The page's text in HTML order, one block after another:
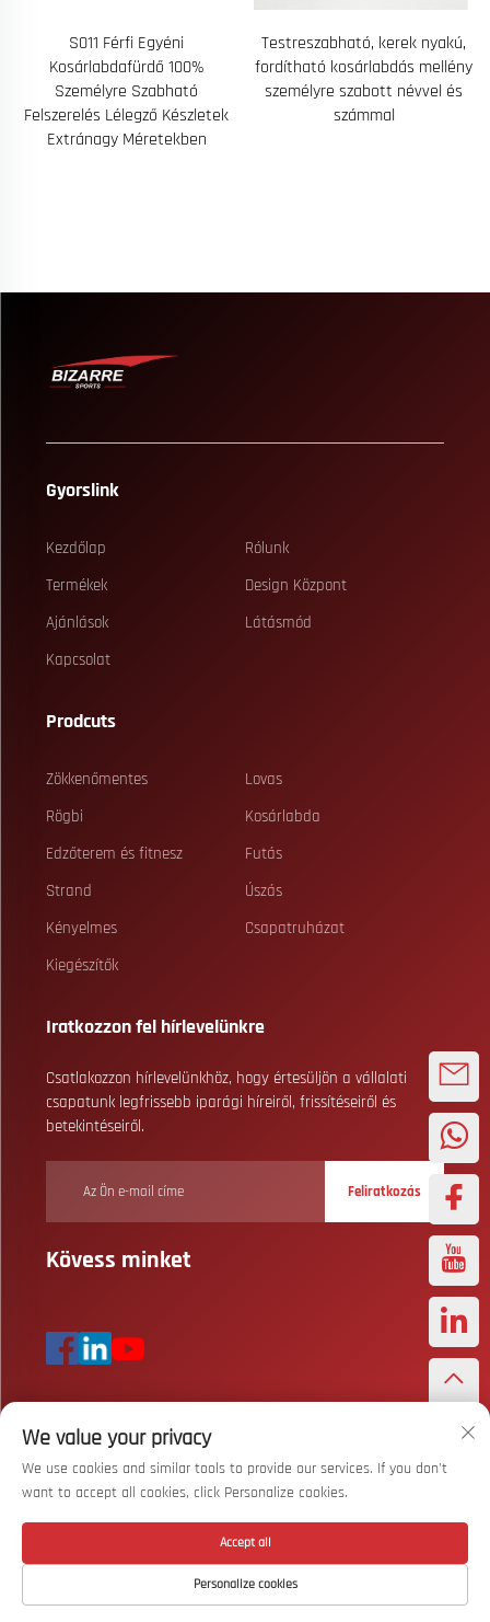
Testreszabható, kerek nyakú,
fordítható kosárlabdás mellény
személyre szabott névvel és
számmal
B324 Egyéni Triatlon Verseny
Kerékpározó Úszás Futás
Rövidnadrág Ujjatlan
Triatlonruha Triruha Sport
Gyorslink
Kezdőlap
Rólunk
Termékek
Design Központ
Ajánlások
Látásmód
Kapcsolat
Prodcuts
Zökkenőmentes
Lovas
Rögbi
Kosárlabda
Edzőterem és fitnesz
Futás
Strand
Úszás
Kényelmes
Csapatruházat
Kiegészítők
Iratkozzon fel hírlevelünkre
Csatlakozzon hírlevelünkhöz, hogy értesüljön a vállalati
csapatunk legfrissebb iparági híreiről, frissítéseiről és
betekintéseiről.
Feliratkozás
Kövess minket
Szerzői jog © Wuhan Bizarre Sports Co., Ltd. Minden jog fenntartva
Adatvédelmi irányelv
Kezdőlap Termék Rólunk Kapcsolat
We value your privacy
We use cookies and similar tools to provide our services. If you don't
want to accept all cookies, click Personalize cookies.
Personalize cookies
Accept all